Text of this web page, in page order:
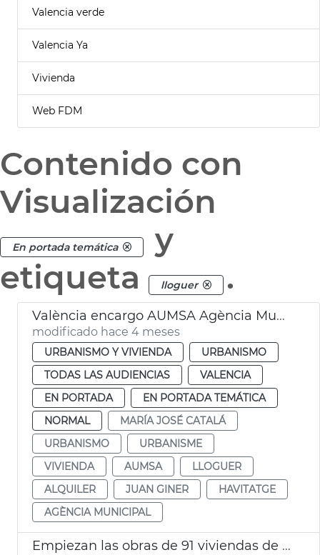
Valencia verde
Valencia Ya
Vivienda
Web FDM
Contenido con
Visualización
En portada temática
y
etiqueta
lloguer .
València encargo AUMSA Agència Municipal Lloguer
modificado hace 4 meses
URBANISMO Y VIVIENDA
URBANISMO
TODAS LAS AUDIENCIAS
VALENCIA
EN PORTADA
EN PORTADA TEMÁTICA
NORMAL
MARÍA JOSÉ CATALÁ
URBANISMO
URBANISME
VIVIENDA
AUMSA
LLOGUER
ALQUILER
JUAN GINER
HAVITATGE
AGÈNCIA MUNICIPAL
Empiezan las obras de 91 viviendas de alquiler social a Malilla València